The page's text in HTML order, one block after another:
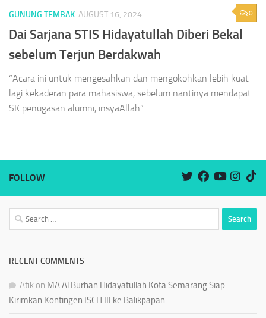
0
GUNUNG TEMBAK AUGUST 16, 2024
Dai Sarjana STIS Hidayatullah Diberi Bekal
sebelum Terjun Berdakwah
“Acara ini untuk mengesahkan dan mengokohkan lebih kuat
lagi kekaderan para mahasiswa, sebelum nantinya mendapat
SK penugasan alumni, insyaAllah”
FOLLOW
Search
for:
RECENT COMMENTS
Atik on MA Al Burhan Hidayatullah Kota Semarang Siap
Kirimkan Kontingen ISCH III ke Balikpapan